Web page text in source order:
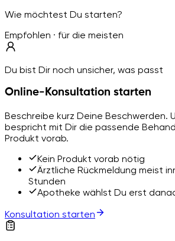
Wie möchtest Du starten?
Empfohlen · für die meisten
Du bist Dir noch unsicher, was passt
Online-Konsultation starten
Beschreibe kurz Deine Beschwerden.
bespricht mit Dir die passende
Produkt vorab.
Kein Produkt vorab nötig
Ärztliche Rückmeldung meist
Stunden
Apotheke wählst Du erst
Konsultation starten